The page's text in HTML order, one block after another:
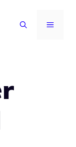
MENU